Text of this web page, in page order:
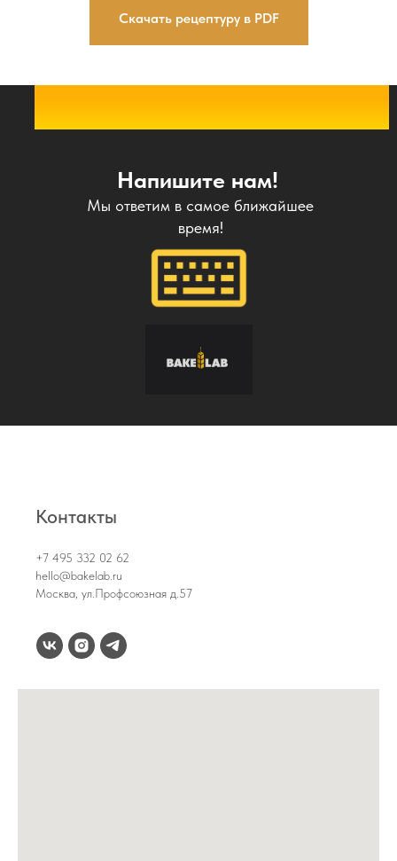
Скачать рецептуру в PDF
Напишите нам!
Мы ответим в самое ближайшее
время!
Контакты
+7 495 332 02 62
hello@bakelab.ru
Москва, ул.Профсоюзная д.57